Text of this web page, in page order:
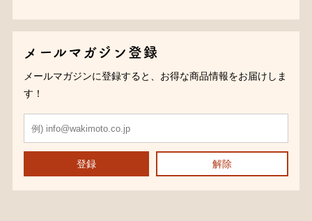
メールマガジン登録
メールマガジンに登録すると、お得な商品情報をお届けしま
す！
登録 解除